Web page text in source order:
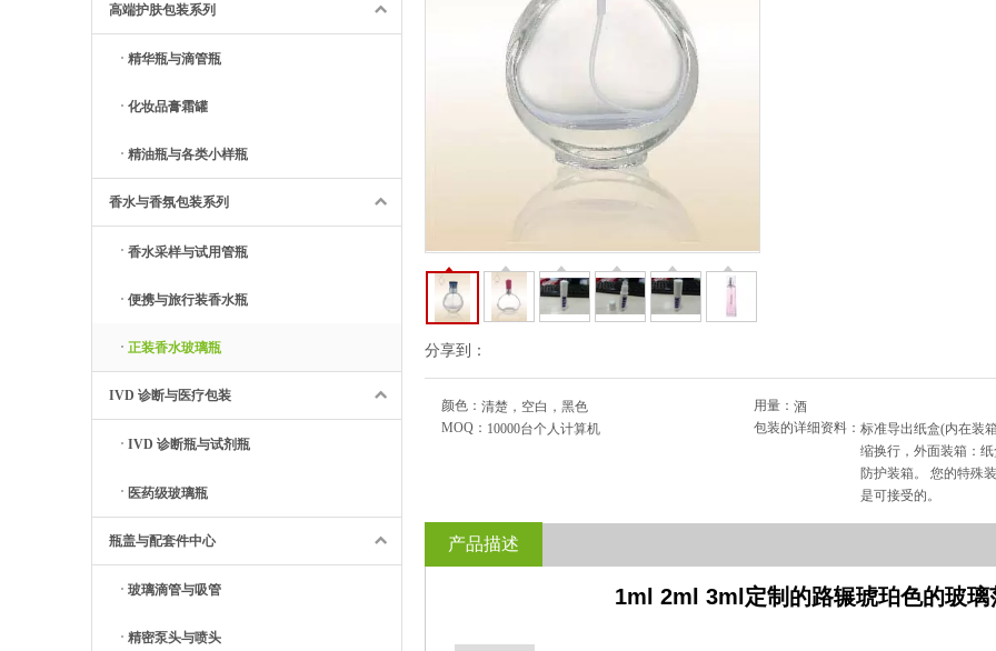
高端护肤包装系列
精华瓶与滴管瓶
化妆品膏霜罐
精油瓶与各类小样瓶
香水与香氛包装系列
香水采样与试用管瓶
便携与旅行装香水瓶
正装香水玻璃瓶
IVD 诊断与医疗包装
IVD 诊断瓶与试剂瓶
医药级玻璃瓶
瓶盖与配套件中心
玻璃滴管与吸管
精密泵头与喷头
分享到：
颜色： 清楚，空白，黑色 用量： 酒
MOQ： 10000台个人计算机 包装的详细资料： 标准导出纸盒(内在装
缩换行，外面装箱：
防护装箱。 您的特殊
是可接受的。
产品描述
1ml 2ml 3ml定制的路辗琥珀色的玻璃